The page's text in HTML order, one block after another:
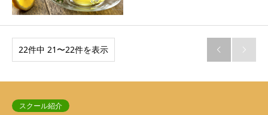
22件中 21〜22件を表示  
スクール紹介